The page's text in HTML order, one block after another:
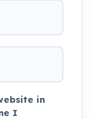
in
I